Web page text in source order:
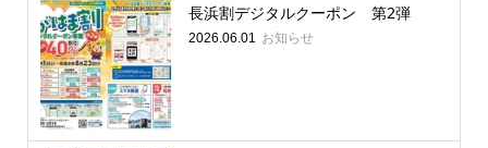
長浜割デジタルクーポン 第2弾
2026.06.01 お知らせ